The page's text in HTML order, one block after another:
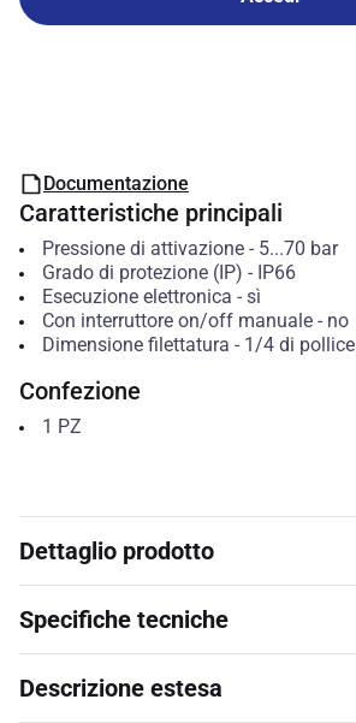
Documentazione
Caratteristiche principali
Pressione di attivazione- 5...70 bar
Grado di protezione (IP) - IP66
Esecuzione elettronica - sì
Con interruttore on/off manuale- no
Dimensione filettatura - 1/4 di pollice
Confezione
1 PZ
Dettaglio prodotto
Specifiche tecniche
Descrizione estesa